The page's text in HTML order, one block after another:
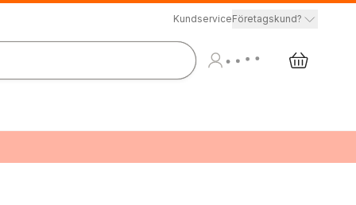
KundserviceFöretagskund?